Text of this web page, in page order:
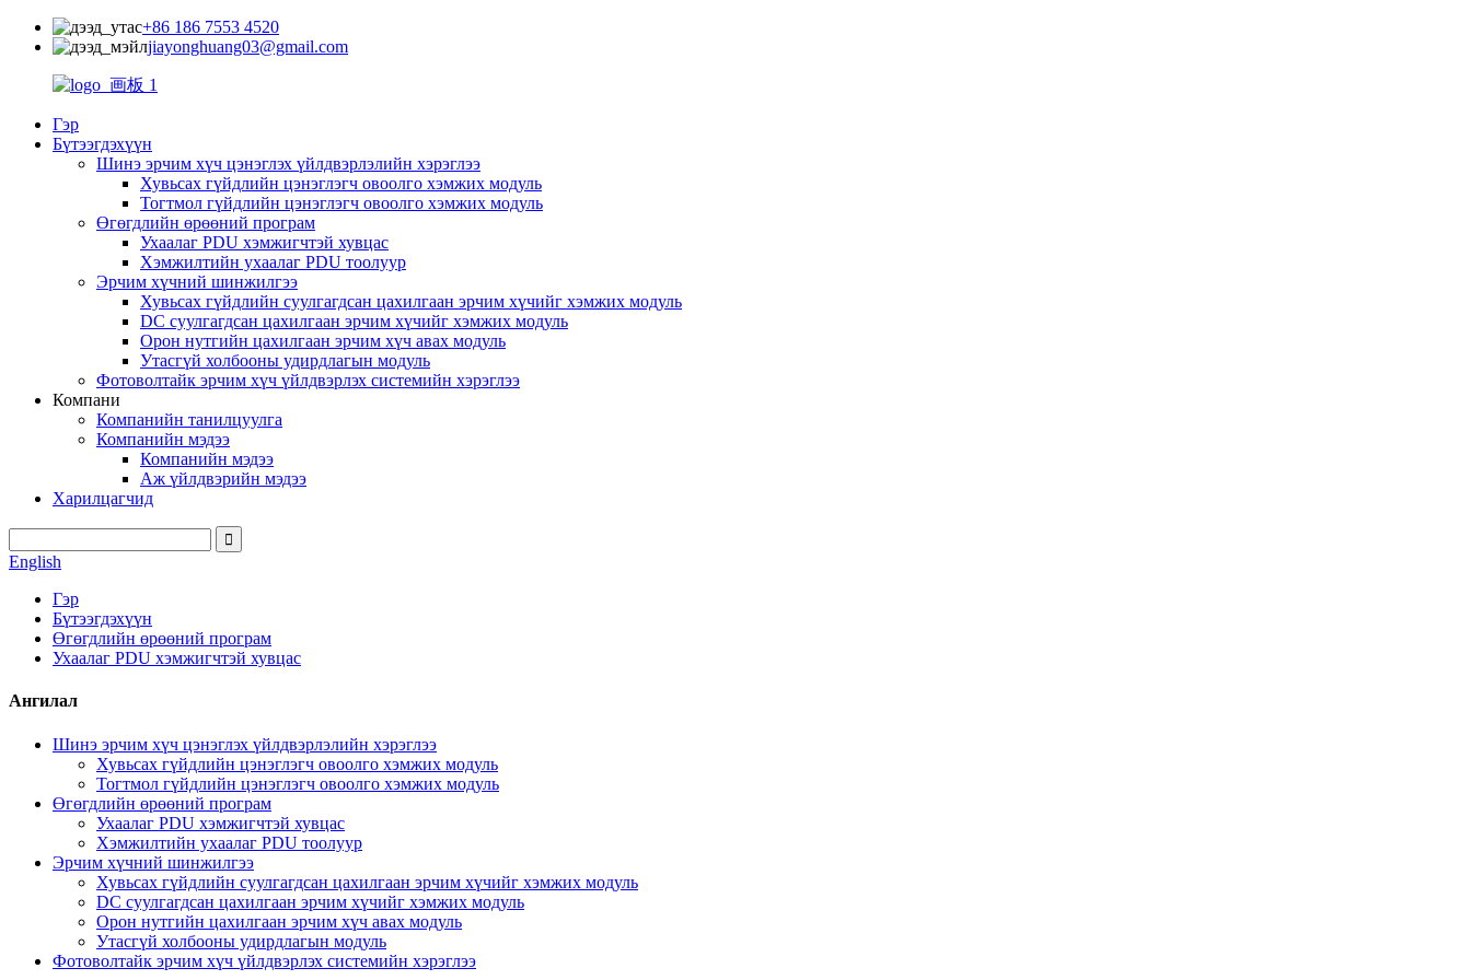
+86 186 7553 4520
jiayonghuang03@gmail.com
Гэр
Бүтээгдэхүүн
Шинэ эрчим хүч цэнэглэх үйлдвэрлэлийн хэрэглээ
Хувьсах гүйдлийн цэнэглэгч овоолго хэмжих модуль
Тогтмол гүйдлийн цэнэглэгч овоолго хэмжих модуль
Өгөгдлийн өрөөний програм
Ухаалаг PDU хэмжигчтэй хувцас
Хэмжилтийн ухаалаг PDU тоолуур
Эрчим хүчний шинжилгээ
Хувьсах гүйдлийн суулгагдсан цахилгаан эрчим хүчийг хэмжих модуль
DC суулгагдсан цахилгаан эрчим хүчийг хэмжих модуль
Орон нутгийн цахилгаан эрчим хүч авах модуль
Утасгүй холбооны удирдлагын модуль
Фотоволтайк эрчим хүч үйлдвэрлэх системийн хэрэглээ
Компани
Компанийн танилцуулга
Компанийн мэдээ
Компанийн мэдээ
Аж үйлдвэрийн мэдээ
Харилцагчид
English
Гэр
Бүтээгдэхүүн
Өгөгдлийн өрөөний програм
Ухаалаг PDU хэмжигчтэй хувцас
Ангилал
Шинэ эрчим хүч цэнэглэх үйлдвэрлэлийн хэрэглээ
Хувьсах гүйдлийн цэнэглэгч овоолго хэмжих модуль
Тогтмол гүйдлийн цэнэглэгч овоолго хэмжих модуль
Өгөгдлийн өрөөний програм
Ухаалаг PDU хэмжигчтэй хувцас
Хэмжилтийн ухаалаг PDU тоолуур
Эрчим хүчний шинжилгээ
Хувьсах гүйдлийн суулгагдсан цахилгаан эрчим хүчийг хэмжих модуль
DC суулгагдсан цахилгаан эрчим хүчийг хэмжих модуль
Орон нутгийн цахилгаан эрчим хүч авах модуль
Утасгүй холбооны удирдлагын модуль
Фотоволтайк эрчим хүч үйлдвэрлэх системийн хэрэглээ